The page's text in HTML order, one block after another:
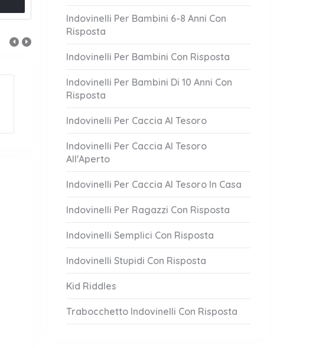
Bianco Candido
October 20, 2023
Indovinelli Per Bambini 6-8 Anni Con
Risposta
Indovinelli Per Bambini Con Risposta
Indovinelli Per Bambini Di 10 Anni Con
Risposta
Indovinelli Per Caccia Al Tesoro
Indovinelli Per Caccia Al Tesoro
All'Aperto
Indovinelli Per Caccia Al Tesoro In Casa
Indovinelli Per Ragazzi Con Risposta
Indovinelli Semplici Con Risposta
Indovinelli Stupidi Con Risposta
Kid Riddles
Trabocchetto Indovinelli Con Risposta